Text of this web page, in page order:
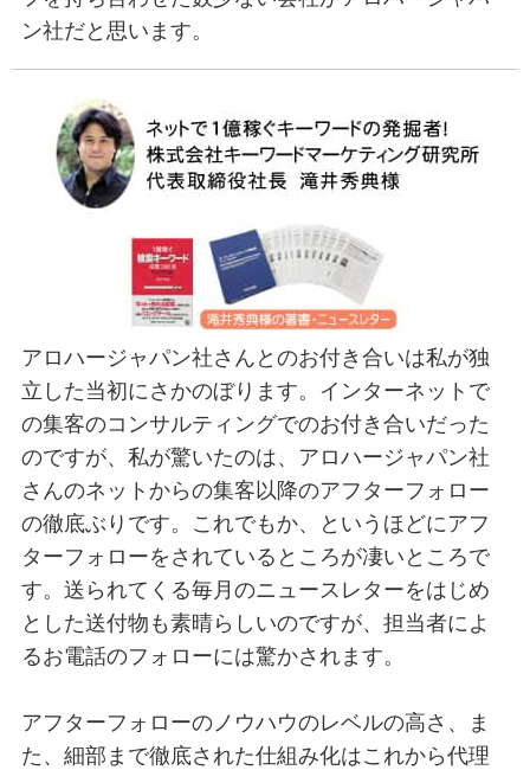
ン社だと思います。
アロハージャパン社さんとのお付き合いは私が独
立した当初にさかのぼります。インターネットで
の集客のコンサルティングでのお付き合いだった
のですが、私が驚いたのは、アロハージャパン社
さんのネットからの集客以降のアフターフォロー
の徹底ぶりです。これでもか、というほどにアフ
ターフォローをされているところが凄いところで
す。送られてくる毎月のニュースレターをはじめ
とした送付物も素晴らしいのですが、担当者によ
るお電話のフォローには驚かされます。
アフターフォローのノウハウのレベルの高さ、ま
た、細部まで徹底された仕組み化はこれから代理